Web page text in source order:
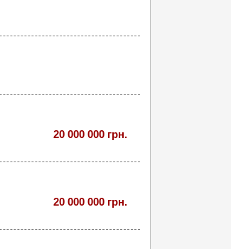
20 000 000 грн.
20 000 000 грн.